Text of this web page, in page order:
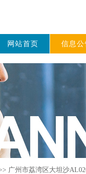
网站首页 信息公
广州市荔湾区大坦沙